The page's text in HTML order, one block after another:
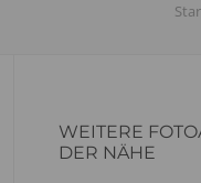
WEITERE
DER NÄHE